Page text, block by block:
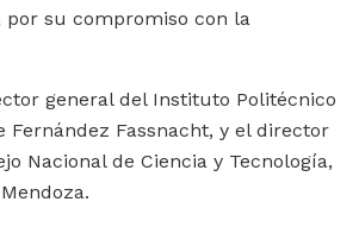
por su compromiso con la
general del Instituto Politécnico
Fernández Fassnacht, y el director
Nacional de Ciencia y Tecnología,